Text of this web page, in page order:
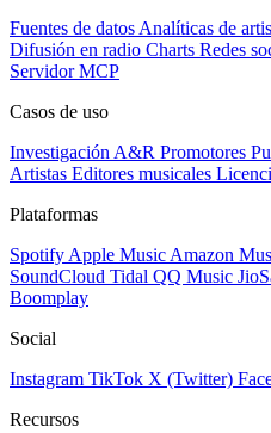
Fuentes de datos Analíticas de
Difusión en radio Charts Redes
Servidor MCP
Casos de uso
Investigación A&R Promotores
Artistas Editores musicales
Plataformas
Spotify Apple Music Amazon
SoundCloud Tidal QQ Music
Boomplay
Social
Instagram TikTok X (Twitter)
Recursos